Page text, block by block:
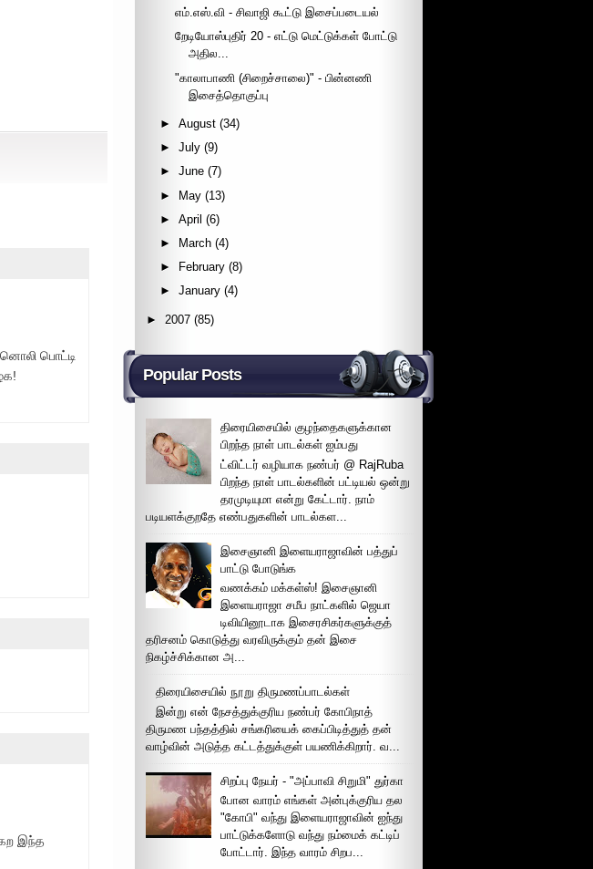
பொட்டி
இந்த
எம்.எஸ்.வி - சிவாஜி கூட்டு இசைப்படையல்
றேடியோஸ்புதிர் 20 - எட்டு மெட்டுக்கள் போட்டு
அதில...
"காலாபாணி (சிறைச்சாலை)" - பின்னணி
இசைத்தொகுப்பு
►August (34)
►July (9)
►June (7)
► May (13)
►April (6)
►
March (4)
►
February (8)
►January (4)
► 2007 (85)
Popular Posts
திரையிசையில் குழந்தைகளுக்கான
பிறந்த நாள் பாடல்கள் ஐம்பது
ட்விட்டர் வழியாக நண்பர் @ RajRuba
பிறந்த நாள் பாடல்களின் பட்டியல் ஒன்று
தரமுடியுமா என்று கேட்டார். நாம்
படியளக்குறதே எண்பதுகளின் பாடல்கள...
இசைஞானி இளையராஜாவின் பத்துப்
பாட்டு போடுங்க
வணக்கம் மக்கள்ஸ்! இசைஞானி
இளையராஜா சமீப நாட்களில் ஜெயா
டிவியினூடாக இசைரசிகர்களுக்குத்
தரிசனம் கொடுத்து வரவிருக்கும் தன் இசை
நிகழ்ச்சிக்கான அ...
திரையிசையில் நூறு திருமணப்பாடல்கள்
இன்று என் நேசத்துக்குரிய நண்பர் கோபிநாத்
திருமண பந்தத்தில் சங்கரியைக் கைப்பிடித்துத் தன்
வாழ்வின் அடுத்த கட்டத்துக்குள் பயணிக்கிறார். வ...
சிறப்பு நேயர் - "அப்பாவி சிறுமி" துர்கா
போன வாரம் எங்கள் அன்புக்குரிய தல
"கோபி" வந்து இளையராஜாவின் ஐந்து
பாட்டுக்களோடு வந்து நம்மைக் கட்டிப்
போட்டார். இந்த வாரம் சிறப...